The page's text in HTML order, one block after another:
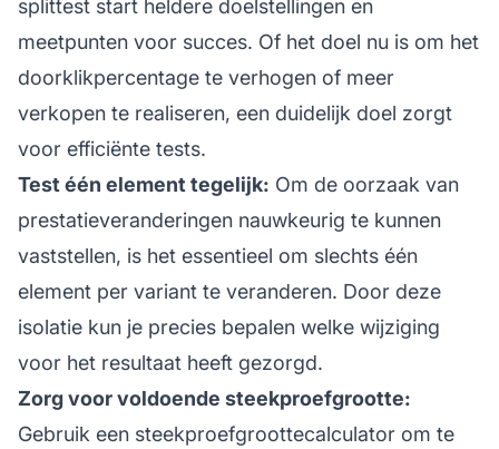
splittest start heldere doelstellingen en
meetpunten voor succes. Of het doel nu is om het
doorklikpercentage te verhogen of meer
verkopen te realiseren, een duidelijk doel zorgt
voor efficiënte tests.
Test één element tegelijk: Om de oorzaak van
prestatieveranderingen nauwkeurig te kunnen
vaststellen, is het essentieel om slechts één
element per variant te veranderen. Door deze
isolatie kun je precies bepalen welke wijziging
voor het resultaat heeft gezorgd.
Zorg voor voldoende steekproefgrootte:
Gebruik een steekproefgroottecalculator om te